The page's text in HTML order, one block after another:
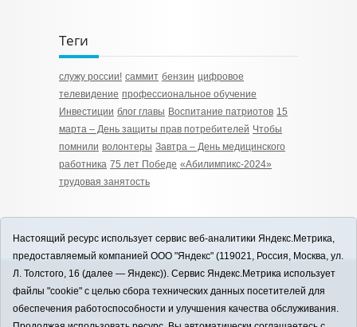
Теги
служу россии! саммит бензин цифровое
телевидение профессиональное обучение
Инвестиции блог главы Воспитание патриотов 15
марта – День защиты прав потребителей Чтобы
помнили волонтеры Завтра – День медицинского
работника 75 лет Победе «Абилимпикс-2024»
трудовая занятость
12+
ЗАВОДОУКОВСК online / Новости
Заводоуковского муниципального округа, 2026
Настоящий ресурс использует сервис веб-аналитики Яндекс.Метрика,
предоставляемый компанией ООО "Яндекс" (119021, Россия, Москва, ул.
Л. Толстого, 16 (далее — Яндекс)). Сервис Яндекс.Метрика использует
файлы "cookie" с целью сбора технических данных посетителей для
обеспечения работоспособности и улучшения качества обслуживания.